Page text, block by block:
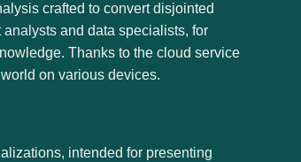
crafted to convert disjointed
and data specialists, for
Thanks to the cloud service
on various devices.
intended for presenting